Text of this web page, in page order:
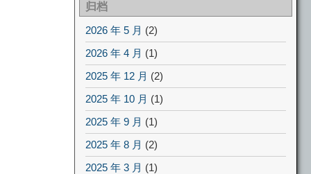
归档
2026 年 5 月 (2)
2026 年 4 月 (1)
2025 年 12 月 (2)
2025 年 10 月 (1)
2025 年 9 月 (1)
2025 年 8 月 (2)
2025 年 3 月 (1)